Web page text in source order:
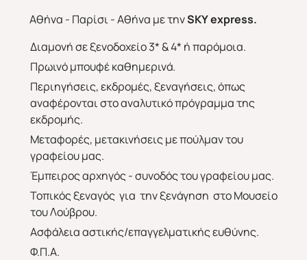
Αθήνα - Παρίσι - Αθήνα με τηνSKYexpress.
Διαμονή σε ξενοδοχείο 3* & 4* ή παρόμοια.
Πρωινό μπουφέ καθημερινά.
Περιηγήσεις, εκδρομές, ξεναγήσεις, όπως
αναφέρονται στο αναλυτικό πρόγραμμα της
εκδρομής.
Μεταφορές, μετακινήσεις με πούλμαν του
γραφείου μας.
Έμπειρος αρχηγός - συνοδός του γραφείου μας.
Τοπικός ξεναγός για την ξενάγηση στο Μουσείο
του Λούβρου.
Ασφάλεια αστικής/επαγγελματικής ευθύνης.
Φ.Π.Α.